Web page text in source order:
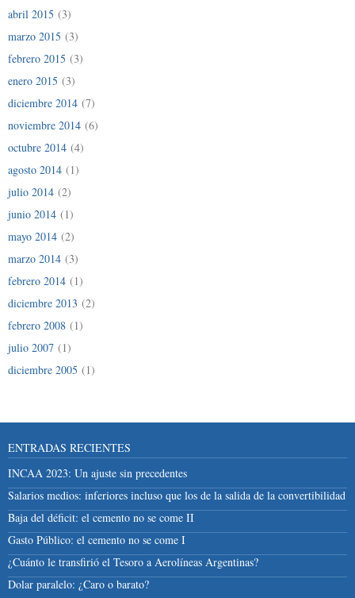
abril 2015 (3)
marzo 2015 (3)
febrero 2015 (3)
enero 2015 (3)
diciembre 2014 (7)
noviembre 2014 (6)
octubre 2014 (4)
agosto 2014 (1)
julio 2014 (2)
junio 2014 (1)
mayo 2014 (2)
marzo 2014 (3)
febrero 2014 (1)
diciembre 2013 (2)
febrero 2008 (1)
julio 2007 (1)
diciembre 2005 (1)
ENTRADAS RECIENTES
INCAA 2023: Un ajuste sin precedentes
Salarios medios: inferiores incluso que los de la salida de la convertibilidad
Baja del déficit: el cemento no se come II
Gasto Público: el cemento no se come I
¿Cuánto le transfirió el Tesoro a Aerolíneas Argentinas?
Dolar paralelo: ¿Caro o barato?